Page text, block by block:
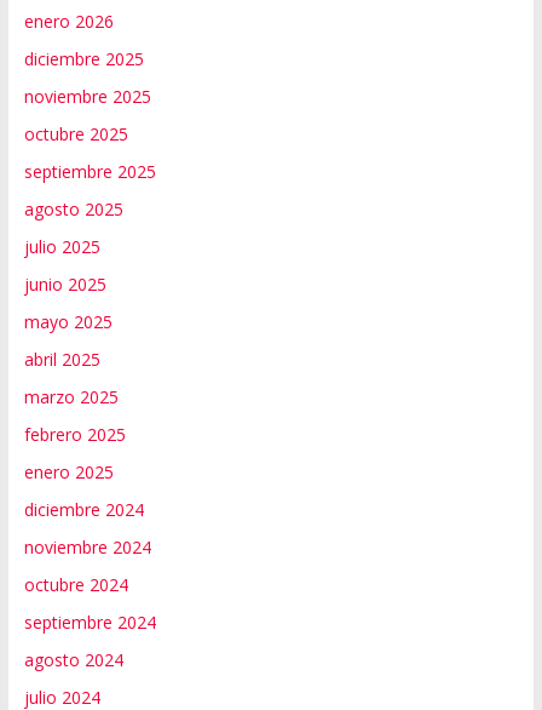
enero 2026
diciembre 2025
noviembre 2025
octubre 2025
septiembre 2025
agosto 2025
julio 2025
junio 2025
mayo 2025
abril 2025
marzo 2025
febrero 2025
enero 2025
diciembre 2024
noviembre 2024
octubre 2024
septiembre 2024
agosto 2024
julio 2024